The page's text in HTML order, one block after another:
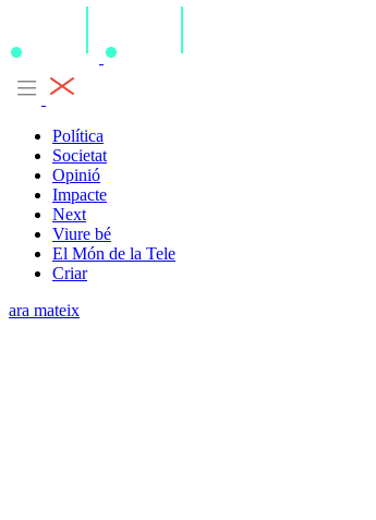
Política
Societat
Opinió
Impacte
Next
Viure bé
El Món de la Tele
Criar
ara mateix